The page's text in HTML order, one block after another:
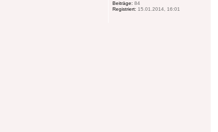
Beiträge: 84
Registriert: 15.01.2014, 16:01